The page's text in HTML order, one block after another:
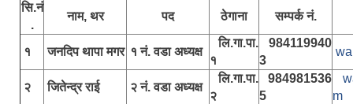
सि.नं
.
नाम, थर पद ठेगाना सम्पर्क नं.
१ जनदिप थापा मगर १ नं. वडा अध्यक्ष
लि.गा.पा.
१
984119940
3
२ जितेन्द्र राई २ नं. वडा अध्यक्ष
लि.गा.पा.
२
984981536
5
m